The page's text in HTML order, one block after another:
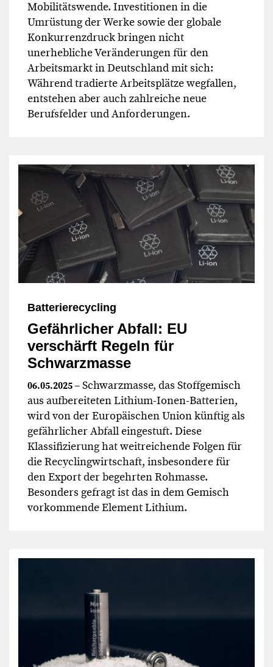
Mobilitätswende. Investitionen in die
Umrüstung der Werke sowie der globale
Konkurrenzdruck bringen nicht
unerhebliche Veränderungen für den
Arbeitsmarkt in Deutschland mit sich:
Während tradierte Arbeitsplätze wegfallen,
entstehen aber auch zahlreiche neue
Berufsfelder und Anforderungen.
Batterierecycling
Gefährlicher Abfall: EU
verschärft Regeln für
Schwarzmasse
06.05.2025– Schwarzmasse, das Stoffgemisch
aus aufbereiteten Lithium-Ionen-Batterien,
wird von der Europäischen Union künftig als
gefährlicher Abfall eingestuft. Diese
Klassifizierung hat weitreichende Folgen für
die Recyclingwirtschaft, insbesondere für
den Export der begehrten Rohmasse.
Besonders gefragt ist das in dem Gemisch
vorkommende Element Lithium.